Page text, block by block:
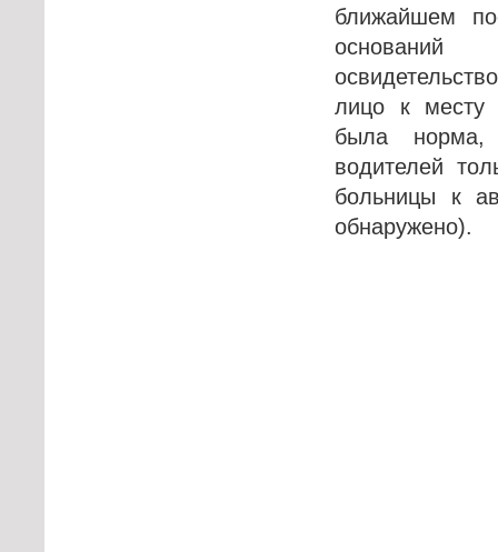
ближайшем
лицо к месту
была норма,
водителей
больницы к
обнаружено).